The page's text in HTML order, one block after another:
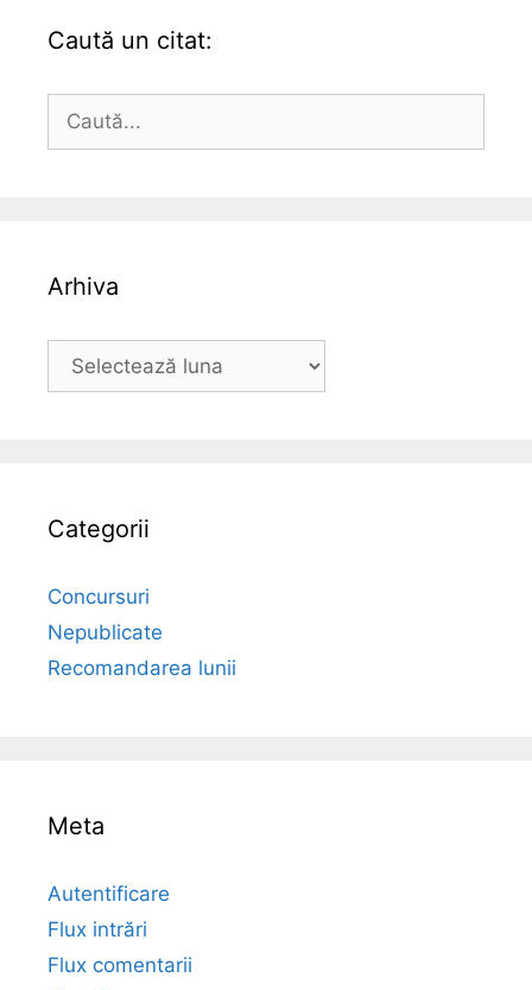
Caută un citat:
după:
Arhiva
Arhiva
Categorii
Concursuri
Nepublicate
Recomandarea lunii
Meta
Autentificare
Flux intrări
Flux comentarii